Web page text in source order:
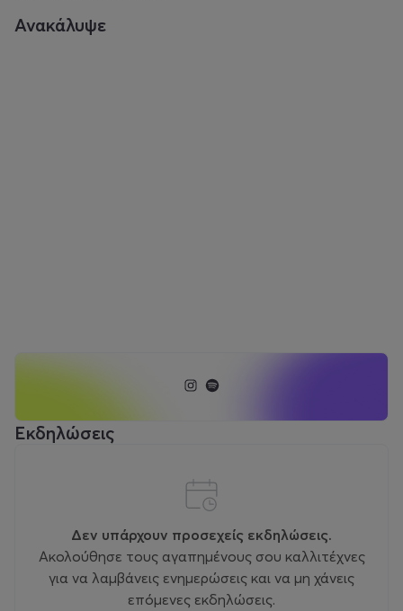
Ανακάλυψε
Εκδηλώσεις
Δεν υπάρχουν προσεχείς εκδηλώσεις.
Ακολούθησε τους αγαπημένους σου καλλιτέχνες
για να λαμβάνεις ενημερώσεις και να μη χάνεις
επόμενες εκδηλώσεις.